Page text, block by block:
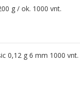
g / ok. 1000 vnt.
0,12 g 6 mm 1000 vnt.